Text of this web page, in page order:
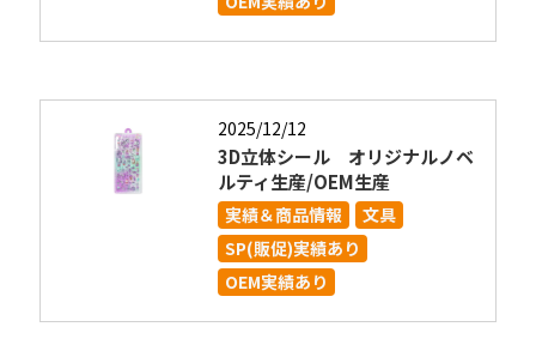
2025/12/12
3D立体シール オリジナルノベ
ルティ生産/OEM生産
実績＆商品情報
文具
SP(販促)実績あり
OEM実績あり